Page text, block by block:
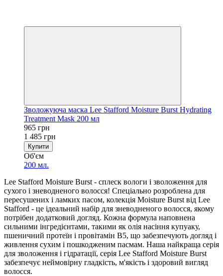
Зволожуюча маска Lee Stafford Moisture Burst Hydrating
Treatment Mask 200 мл
965 грн
1 485 грн
Купити
Об'єм
200 мл.
Lee Stafford Moisture Burst - сплеск вологи і зволоження для
сухого і зневодненого волосся! Спеціально розроблена для
пересушених і ламких пасом, колекція Moisture Burst від Lee
Stafford - це ідеальний набір для зневодненого волосся, якому
потрібен додатковий догляд. Кожна формула наповнена
сильними інгредієнтами, такими як олія насіння купуаку,
пшеничний протеїн і провітамін B5, що забезпечують догляд і
живлення сухим і пошкодженим пасмам. Наша найкраща серія
для зволоження і гідратації, серія Lee Stafford Moisture Burst
забезпечує неймовірну гладкість, м'якість і здоровий вигляд
волосся.